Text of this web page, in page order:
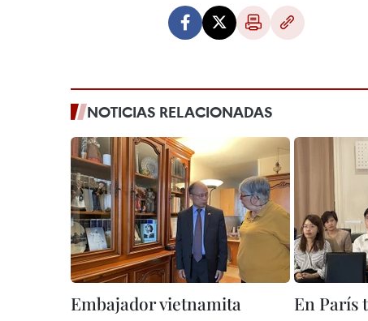
NOTICIAS RELACIONADAS
Embajador vietnamita
En París